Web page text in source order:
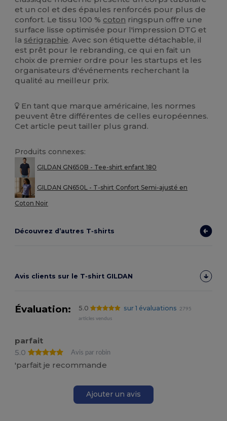
et un col et des épaules renforcés pour plus de
confort. Le tissu 100 % coton ringspun offre une
surface lisse optimisée pour l'impression DTG et
la sérigraphie. Avec son étiquette détachable, il
est prêt pour le rebranding, ce qui en fait un
choix de premier ordre pour les startups et les
organisateurs d'événements recherchant la
qualité au meilleur prix.
En tant que marque américaine, les normes
peuvent être différentes de celles européennes.
Cet article peut tailler plus grand.
Produits connexes:
GILDAN GN650B - Tee-shirt enfant 180
GILDAN GN650L - T-shirt Confort Semi-ajusté en
Coton Noir
Découvrez d’autres T‑shirts
Avis clients sur le T‑shirt GILDAN
Évaluation: 5.0 sur 1 évaluations
2795
articles vendus
parfait
5.0
Avis par robin
'parfait je recommande
Ajouter un avis